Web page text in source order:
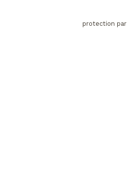
protection par